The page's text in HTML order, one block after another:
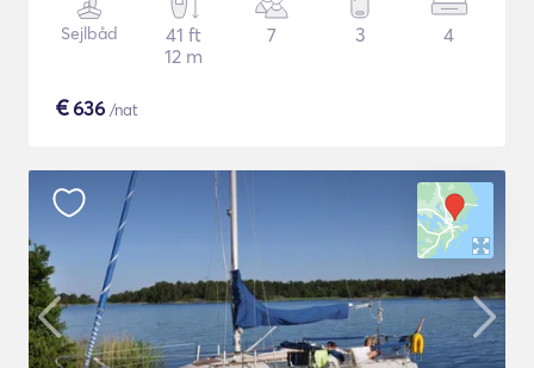
Sejlbåd
41 ft
12 m
7 3 4
€636 /nat